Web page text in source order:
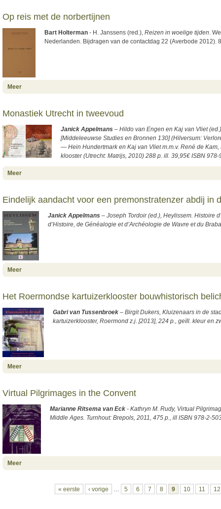
Op reis met de norbertijnen
Bart Holterman - H. Janssens (red.), Reizen in woelige tijden .
Nederlanden. Bijdragen van de contactdag 22 (Averbode 2012).
Meer
Monastiek Utrecht in tweevoud
Janick Appelmans – Hildo van Engen en Kaj van Vliet
[Middeleeuwse Studies en Bronnen 130] (Hilversum:
— Hein Hundertmark en Kaj van Vliet m.m.v. René de
klooster (Utrecht: Matrijs, 2010) 288 p. ill. 39,95€ ISBN
Meer
Eindelijk aandacht voor een premonstratenzer abdij in
Janick Appelmans – Joseph Tordoir (ed.), Heylissem. Histoire
d’Histoire, de Généalogie et d’Archéologie de Wavre et du
Meer
Het Roermondse kartuizerklooster bouwhistorisch
Gabri van Tussenbroek – Birgit Dukers, Kluizenaars in de
kartuizerklooster, Roermond z.j. [2013], 224 p., geïll. kleur en
Meer
Virtual Pilgrimages in the Convent
Marianne Ritsema van Eck - Kathryn M. Rudy, Virtual
Middle Ages. Turnhout: Brepols, 2011, 475 p., ill ISBN 978-2-
Meer
« eerste ‹ vorige 5 6 7 8 9 10 11 12